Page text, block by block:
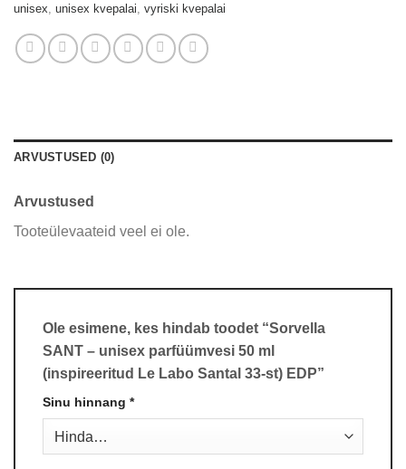
unisex unisex kvepalai vyriski kvepalai
ARVUSTUSED (0)
Arvustused
Tooteülevaateid veel ei ole.
Ole esimene, kes hindab toodet “Sorvella
SANT – unisex parfüümvesi 50 ml
(inspireeritud Le Labo Santal 33-st) EDP”
Sinu hinnang *